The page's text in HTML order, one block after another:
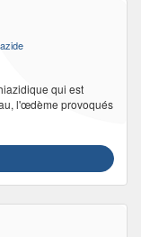
qui est
l'œdème provoqués